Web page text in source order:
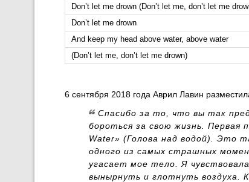
Don’t let me drown (Don’t let me, don’t let me
Don’t let me drown
And keep my head above water, above water
(Don’t let me, don’t let me drown)
6 сентября 2018 года Аврил Лавин
Спасибо за то, что вы так
бороться за свою жизнь. Первая
Water» (Голова над водой). Это
одного из самых страшных
угасает мое тело. Я
вынырнуть и глотнуть воздуха.